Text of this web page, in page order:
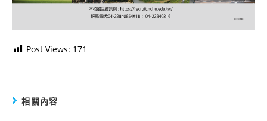
Post Views: 171
相關內容